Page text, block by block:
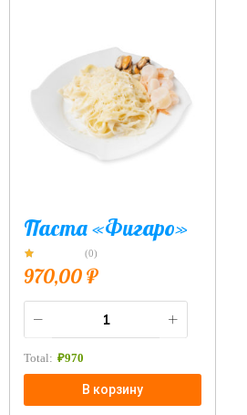
Паста «Фигаро»
(0)
970,00₽
Total: ₽970
В корзину